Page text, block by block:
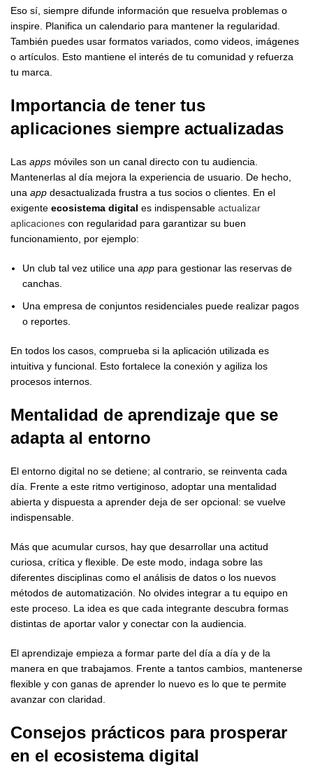
Eso sí, siempre difunde información que resuelva problemas o
inspire. Planifica un calendario para mantener la regularidad.
También puedes usar formatos variados, como videos, imágenes
o artículos. Esto mantiene el interés de tu comunidad y refuerza
tu marca.
Importancia de tener tus
aplicaciones siempre actualizadas
Las apps móviles son un canal directo con tu audiencia.
Mantenerlas al día mejora la experiencia de usuario. De hecho,
una app desactualizada frustra a tus socios o clientes. En el
exigente ecosistema digital es indispensable actualizar
aplicaciones con regularidad para garantizar su buen
funcionamiento, por ejemplo:
Un club tal vez utilice una app para gestionar las reservas de
canchas.
Una empresa de conjuntos residenciales puede realizar pagos
o reportes.
En todos los casos, comprueba si la aplicación utilizada es
intuitiva y funcional. Esto fortalece la conexión y agiliza los
procesos internos.
Mentalidad de aprendizaje que se
adapta al entorno
El entorno digital no se detiene; al contrario, se reinventa cada
día. Frente a este ritmo vertiginoso, adoptar una mentalidad
abierta y dispuesta a aprender deja de ser opcional: se vuelve
indispensable.
Más que acumular cursos, hay que desarrollar una actitud
curiosa, crítica y flexible. De este modo, indaga sobre las
diferentes disciplinas como el análisis de datos o los nuevos
métodos de automatización. No olvides integrar a tu equipo en
este proceso. La idea es que cada integrante descubra formas
distintas de aportar valor y conectar con la audiencia.
El aprendizaje empieza a formar parte del día a día y de la
manera en que trabajamos. Frente a tantos cambios, mantenerse
flexible y con ganas de aprender lo nuevo es lo que te permite
avanzar con claridad.
Consejos prácticos para prosperar
en el ecosistema digital